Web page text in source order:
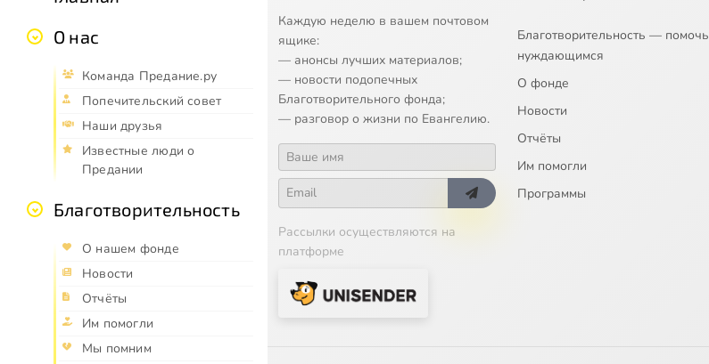
О нас
Команда Предание.ру
Попечительский совет
Наши друзья
Известные люди о
Предании
Благотворительность
О нашем фонде
Новости
Отчёты
Им помогли
Мы помним
Каждую неделю в вашем почтовом
ящике:
— анонсы лучших материалов;
— новости подопечных
Благотворительного фонда;
— разговор о жизни по Евангелию.
Рассылки осуществляются на
платформе
Благотворительность — помочь
нуждающимся
О фонде
Новости
Отчёты
Им помогли
Программы